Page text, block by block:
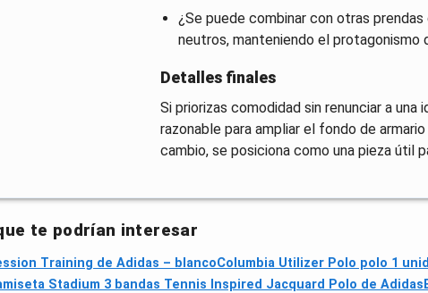
¿Se puede combinar con otras
neutros, manteniendo el protagonismo
Detalles finales
Si priorizas comodidad sin renunciar a
razonable para ampliar el fondo de
cambio, se posiciona como una pieza útil
te podrían interesar
Training de Adidas – blancoColumbia Utilizer Polo polo 1
Stadium 3 bandas Tennis Inspired Jacquard Polo de Adidas